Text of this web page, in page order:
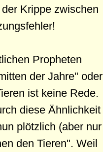
Krippe zwischen
Propheten
der Jahre" oder
ist keine Rede.
diese Ähnlichkeit
plötzlich (aber nur
den Tieren". Weil